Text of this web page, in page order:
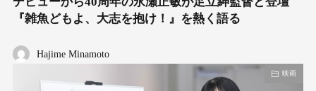
『雑魚どもよ、大志を抱け！』を熱く語る
Hajime Minamoto
映画